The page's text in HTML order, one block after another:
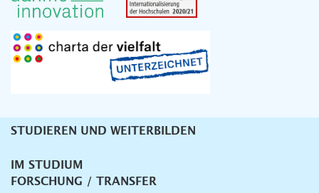
Unternavigation
STUDIEREN UND WEITERBILDEN
IM STUDIUM
FORSCHUNG / TRANSFER